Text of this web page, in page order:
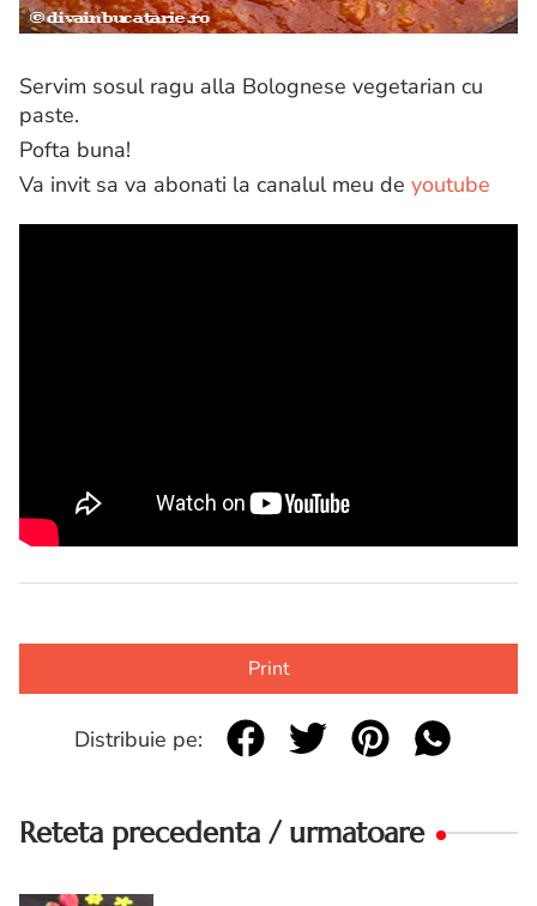
Servim sosul ragu alla Bolognese vegetarian cu
paste.
Pofta buna!
Va invit sa va abonati la canalul meu de youtube
Print
Distribuie pe:
Reteta precedenta / urmatoare